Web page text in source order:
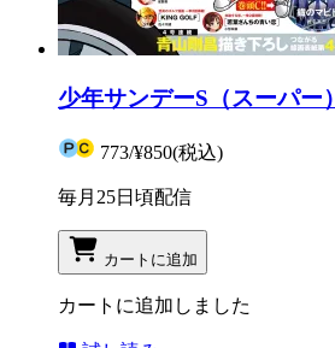
少年サンデーS（スーパー）
773/¥850(税込)
毎月25日頃配信
カートに追加
カートに追加しました